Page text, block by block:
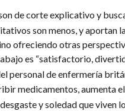
de corte explicativo y
son menos, y aportan
ofreciendo otras
es “satisfactorio,
personal de enfermería
medicamentos, aumenta
y soledad que viven